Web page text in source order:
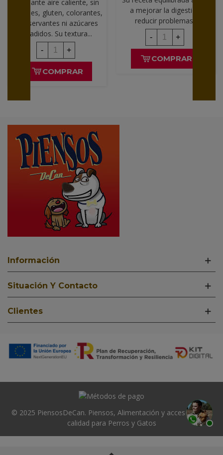
mediante aire caliente, sin
cereales, gluten, colorantes,
conservantes ni azúcares
añadidos. Su textura...
- +
COMPRAR
a mejorar la digestión,
reducir problemas...
- +
COMPRAR
Información
Situación Y Contacto
Clientes
© 2025 PiensosDeCan. Piensos, Alimentación y accesorios de
calidad para Perros y Gatos